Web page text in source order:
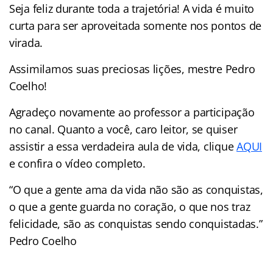
Seja feliz durante toda a trajetória! A vida é muito
curta para ser aproveitada somente nos pontos de
virada.
Assimilamos suas preciosas lições, mestre Pedro
Coelho!
Agradeço novamente ao professor a participação
no canal. Quanto a você, caro leitor, se quiser
assistir a essa verdadeira aula de vida, cliqueAQUI
e confira o vídeo completo.
“O que a gente ama da vida não são as conquistas,
o que a gente guarda no coração, o que nos traz
felicidade, são as conquistas sendo conquistadas.”
Pedro Coelho